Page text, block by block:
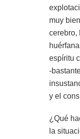
muy
cerebro,
espíritu
-
y el
¿Qué
la